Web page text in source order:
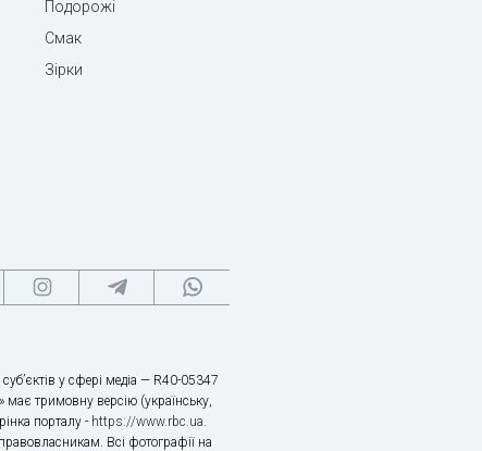
Подорожі
Смак
Зірки
у сфері медіа — R40-05347
має тримовну версію (українську,
порталу - https://www.rbc.ua.
Всі фотографії на